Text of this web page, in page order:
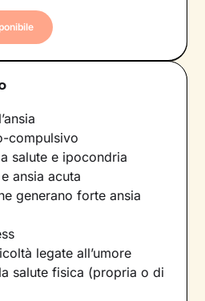
compulsivo
salute e ipocondria
ansia acuta
generano forte ansia
legate all’umore
salute fisica (propria o di